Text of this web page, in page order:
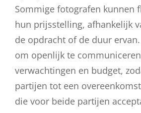
Sommige fotografen kunnen
hun prijsstelling, afhankelijk
de opdracht of de duur
om openlijk te
verwachtingen en budget,
partijen tot een
die voor beide partijen